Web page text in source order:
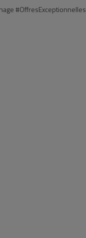
#OffresExceptionnelles